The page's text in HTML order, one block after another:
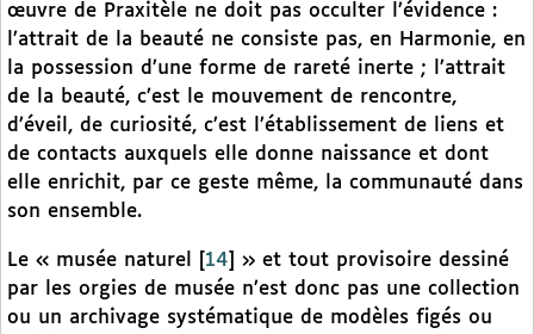
œuvre de Praxitèle ne doit pas occulter l’évidence :
l’attrait de la beauté ne consiste pas, en Harmonie, en
la possession d’une forme de rareté inerte ; l’attrait
de la beauté, c’est le mouvement de rencontre,
d’éveil, de curiosité, c’est l’établissement de liens et
de contacts auxquels elle donne naissance et dont
elle enrichit, par ce geste même, la communauté dans
son ensemble.
Le « musée naturel 14
» et tout provisoire dessiné
par les orgies de musée n’est donc pas une collection
ou un archivage systématique de modèles figés ou